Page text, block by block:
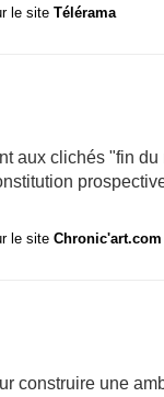
le site Télérama
aux clichés "fin du
le site Chronic'art.com
construire une